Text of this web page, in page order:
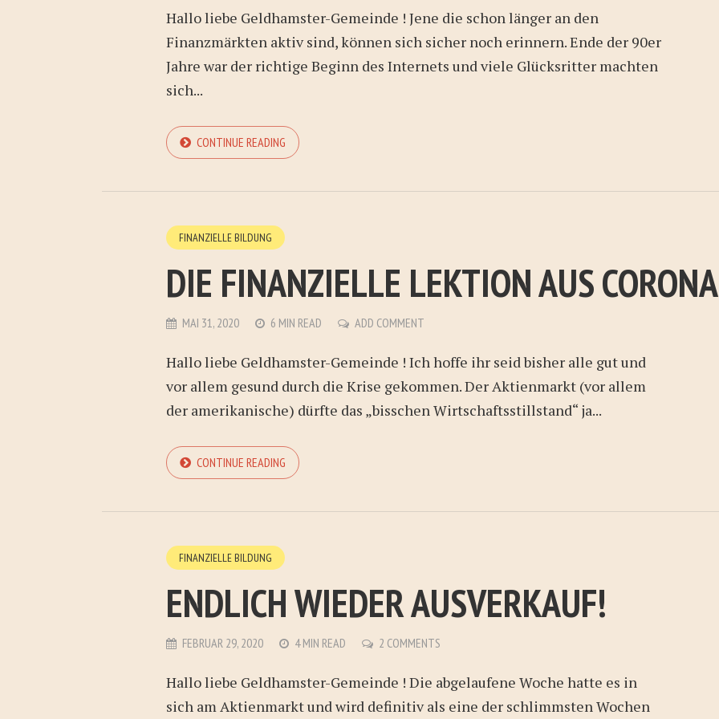
Hallo liebe Geldhamster-Gemeinde ! Jene die schon länger an den
Finanzmärkten aktiv sind, können sich sicher noch erinnern. Ende der 90er
Jahre war der richtige Beginn des Internets und viele Glücksritter machten
sich...
CONTINUE READING
FINANZIELLE BILDUNG
DIE FINANZIELLE LEKTION AUS
MAI 31, 2020 6 MIN READ ADD COMMENT
Hallo liebe Geldhamster-Gemeinde ! Ich hoffe ihr seid bisher alle gut und
vor allem gesund durch die Krise gekommen. Der Aktienmarkt (vor allem
der amerikanische) dürfte das „bisschen Wirtschaftsstillstand“ ja...
CONTINUE READING
FINANZIELLE BILDUNG
ENDLICH WIEDER AUSVERKAUF!
FEBRUAR 29, 2020 4 MIN READ 2 COMMENTS
Hallo liebe Geldhamster-Gemeinde ! Die abgelaufene Woche hatte es in
sich am Aktienmarkt und wird definitiv als eine der schlimmsten Wochen